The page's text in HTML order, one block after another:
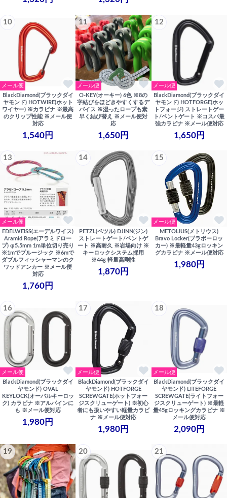
10
メール便
BlackDiamond(ブラックダイ
ヤモンド) HOTWIRE(ホット
ワイヤー) ※カラビナ ※最高
のクリップ性能 ※メール便
対応
1,540円
11
メール便
O-KEY(オーキー) 6色 ※8の
字結びをほどきやすくするデ
バイス ※湿ったロープも素
早く結び替え ※メール便対
応
1,650円
12
メール便
BlackDiamond(ブラックダイ
ヤモンド) HOTFORGE(ホッ
トフォージ) ストレートゲー
ト/ベントゲート ※コスパ最
強カラビナ ※メール便対応
1,650円
13
メール便
EDELWEISS(エーデルワイス)
Aramid Rope(アラミドロー
プ) φ5.5mm 1m単位切り売り
※1mでプルージック ※6mで
ダブルフィッシャーマンのク
ワッドアンカー ※メール便
対応
1,760円
14
PETZL(ペツル) DJINN(ジン)
ストレートゲート/ベントゲ
ート ※高耐久 ※岩場向け ※
キーロックシステム採用
※44g 軽量高剛性
1,870円
15
メール便
METOLIUS(メトリウス)
Bravo Locker(ブラボーロッ
カー) ※最軽量43gロッキン
グカラビナ ※メール便対応
1,980円
16
メール便
BlackDiamond(ブラックダイ
ヤモンド) OVAL
KEYLOCK(オーバルキーロッ
ク) カラビナ ※アルパインに
も ※メール便対応
1,980円
17
メール便
BlackDiamond(ブラックダイ
ヤモンド) HOTFORGE
SCREWGATE(ホットフォー
ジスクリューゲート) ※初心
者にも扱いやすい軽量カラビ
ナ ※メール便対応
1,980円
18
メール便
BlackDiamond(ブラックダイ
ヤモンド) LITEFORGE
SCREWGATE(ライトフォー
ジスクリューゲート) ※最軽
量45gロッキングカラビナ ※
メール便対応
2,090円
19 20 21